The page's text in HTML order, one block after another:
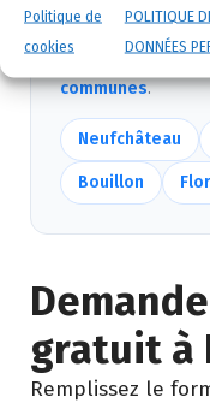
Politique de
cookies
POLITIQUE
DONNÉES
Nous
communes.
Neufchâteau
Bouillon
gratuit à
Remplissez le